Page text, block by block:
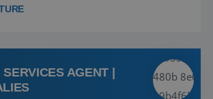
reisorganisaties? Dan is een
enthousiaste, leergie...
AGENT |